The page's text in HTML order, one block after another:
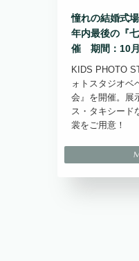
憧れの結婚式
年内最後の『
催 期間：10
KIDS PHOTO
ォトスタジオベ
会』を開催。展
ス・タキシード
裳をご用意！